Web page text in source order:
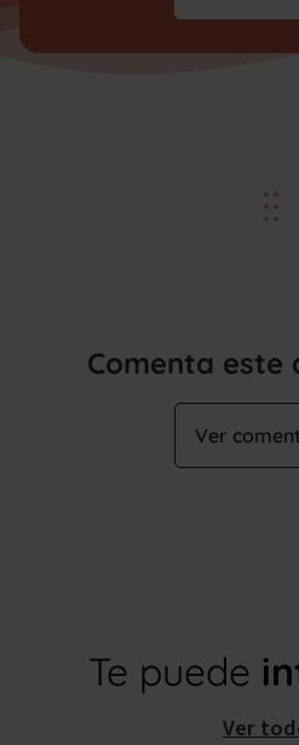
Comenta este
Ver
Te puede
Ver